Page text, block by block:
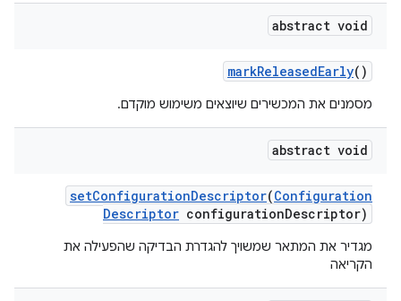
abstract void
markReleasedEarly()
מסמנים את המכשירים שיוצאים משימוש מוקדם.
abstract void
setConfigurationDescriptor(Configuration
Descriptor configurationDescriptor)
מגדיר את המתאר שמשויך להגדרת הבדיקה שהפעילה את
הקריאה